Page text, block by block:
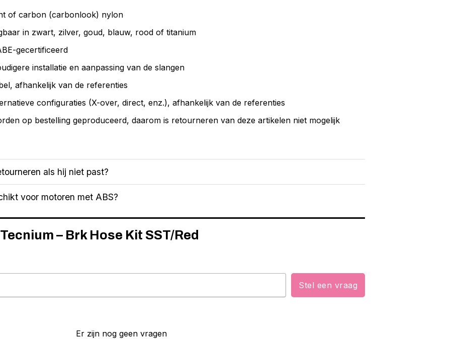
of carbon (carbonlook) nylon
in zwart, zilver, goud, blauw, rood of titanium
gecertificeerd
installatie en aanpassing van de slangen
afhankelijk van de referenties
configuraties (X-over, direct, enz.), afhankelijk van de referenties
op bestelling geproduceerd, daarom is retourneren van deze artikelen niet mogelijk
als hij niet past?
voor motoren met ABS?
– Brk Hose Kit SST/Red
Stel een vraag
Er zijn nog geen vragen